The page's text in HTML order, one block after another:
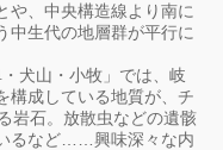
や、中央構造線より南に
中生代の地層群が平行に
犬山・小牧」では、岐
構成している地質が、チ
岩石。放散虫などの遺骸
るなど……興味深々な内